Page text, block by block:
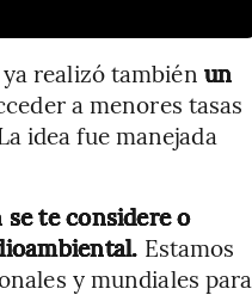
realizó también un
a menores tasas
idea fue manejada
te considere o
Estamos
y mundiales para